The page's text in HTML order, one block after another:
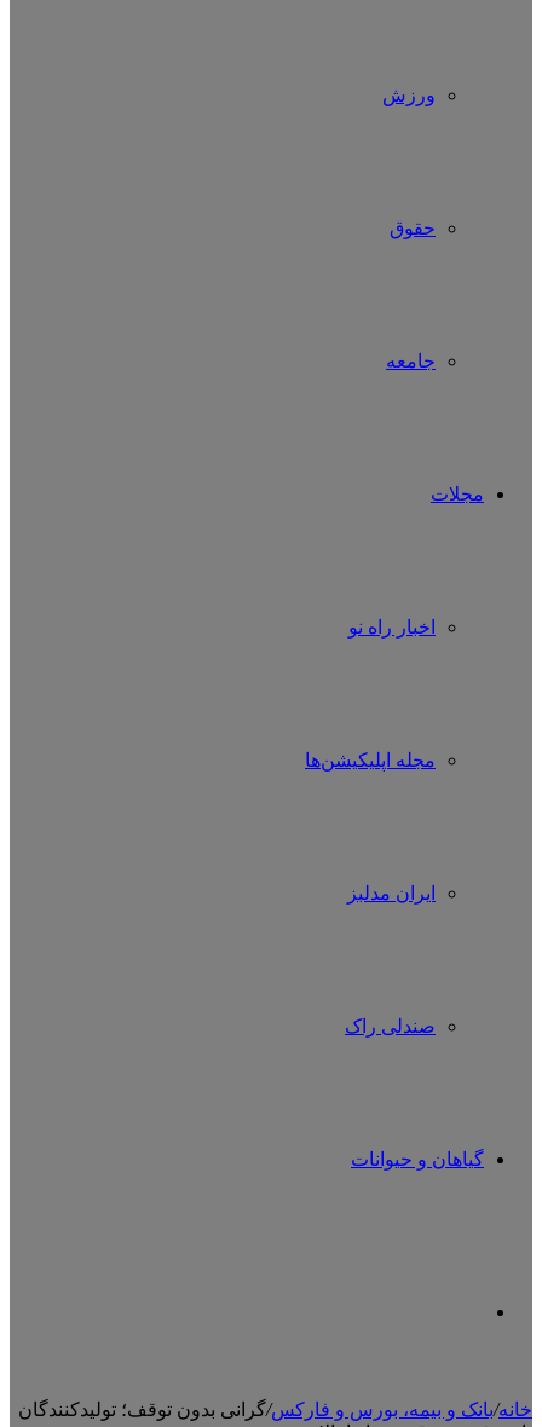
ورزش
حقوق
جامعه
مجلات
اخبار راه نو
مجله اپلیکیشن‌ها
ایران مدلبز
صندلی راک
گیاهان و حیوانات
خانه/بانک و بیمه، بورس و فارکس/گرانی بدون توقف؛ تولیدکنندگان